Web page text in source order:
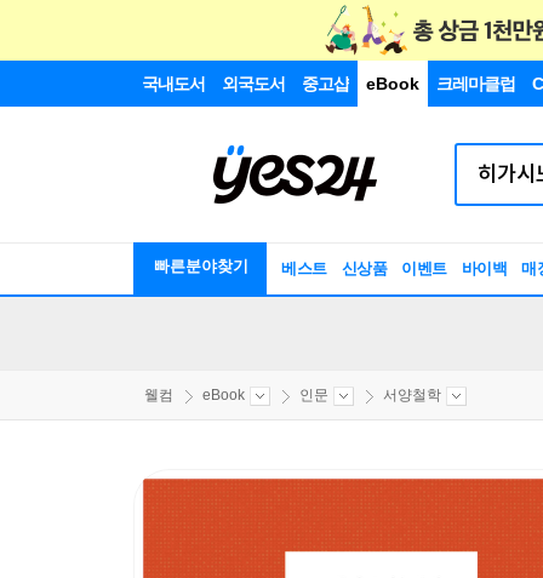
국내도서 외국도서 중고샵 eBook 크레마클럽
빠른분야찾기 베스트 신상품 이벤트 바이백 매
웰컴 eBook 인문 서양철학